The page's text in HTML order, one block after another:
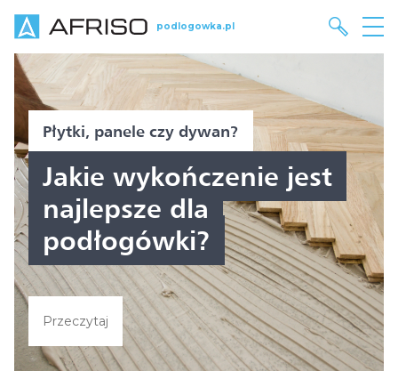
podlogowka.pl
czy dywan?
wykończenie jest
dla
Konwekcja
W jaki
na
nas
Sprawdź